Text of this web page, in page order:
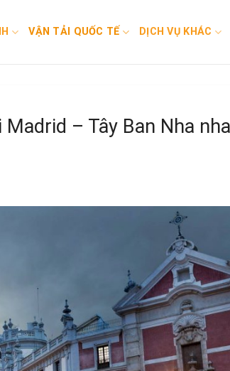
VẬN TẢI QUỐC TẾ DỊCH VỤ KHÁC
– Tây Ban Nha